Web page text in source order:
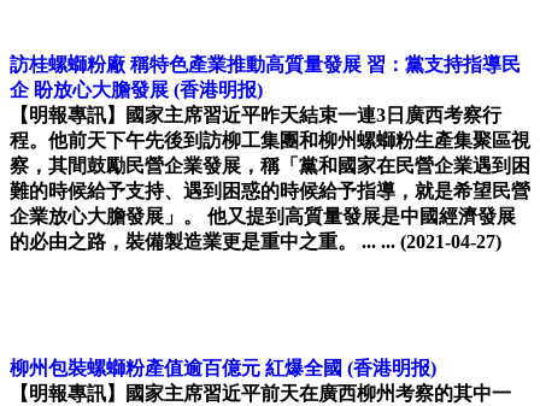
訪桂螺螄粉廠 稱特色產業推動高質量發展 習：黨支持指導民
企 盼放心大膽發展 (香港明报)
【明報專訊】國家主席習近平昨天結束一連3日廣西考察行
程。他前天下午先後到訪柳工集團和柳州螺螄粉生產集聚區視
察，其間鼓勵民營企業發展，稱「黨和國家在民營企業遇到困
難的時候給予支持、遇到困惑的時候給予指導，就是希望民營
企業放心大膽發展」。 他又提到高質量發展是中國經濟發展
的必由之路，裝備製造業更是重中之重。 ... ... (2021-04-27)
柳州包裝螺螄粉產值逾百億元 紅爆全國 (香港明报)
【明報專訊】國家主席習近平前天在廣西柳州考察的其中一